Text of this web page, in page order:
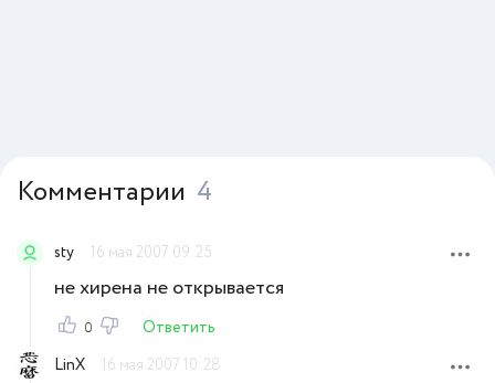
Комментарии 4
sty 16 мая 2007 09:25
не хирена не открывается
0
Ответить
LinX
16 мая 2007 10:28